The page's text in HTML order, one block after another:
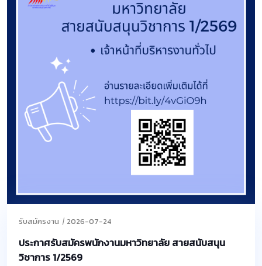
รับสมัครงาน 2026-07-24
ประกาศรับสมัครพนักงานมหาวิทยาลัย สายสนับสนุน
วิชาการ 1/2569